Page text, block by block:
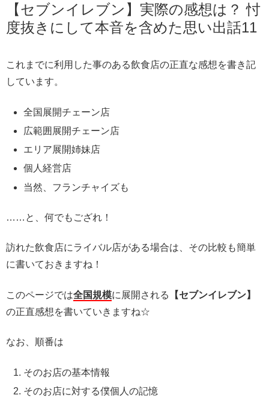
【セブンイレブン】実際の感想は？ 忖
度抜きにして本音を含めた思い出話11
これまでに利用した事のある飲食店の正直な感想を書き記
しています。
全国展開チェーン店
広範囲展開チェーン店
エリア展開姉妹店
個人経営店
当然、フランチャイズも
……と、何でもござれ！
訪れた飲食店にライバル店がある場合は、その比較も簡単
に書いておきますね！
このページでは全国規模に展開される
【セブンイレブン】
の正直感想を書いていきますね☆
なお、順番は
そのお店の基本情報
そのお店に対する僕個人の記憶